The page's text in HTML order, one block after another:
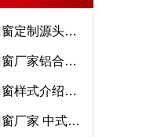
安徽仿古门窗定制源头厂家 好打理免维护-冠墅阳光
中式仿古门窗厂家铝合金仿古门窗定制 5年质保
明朝建筑门窗样式介绍——冠墅阳光
南京仿古门窗厂家 中式仿古门窗定制 节能防水